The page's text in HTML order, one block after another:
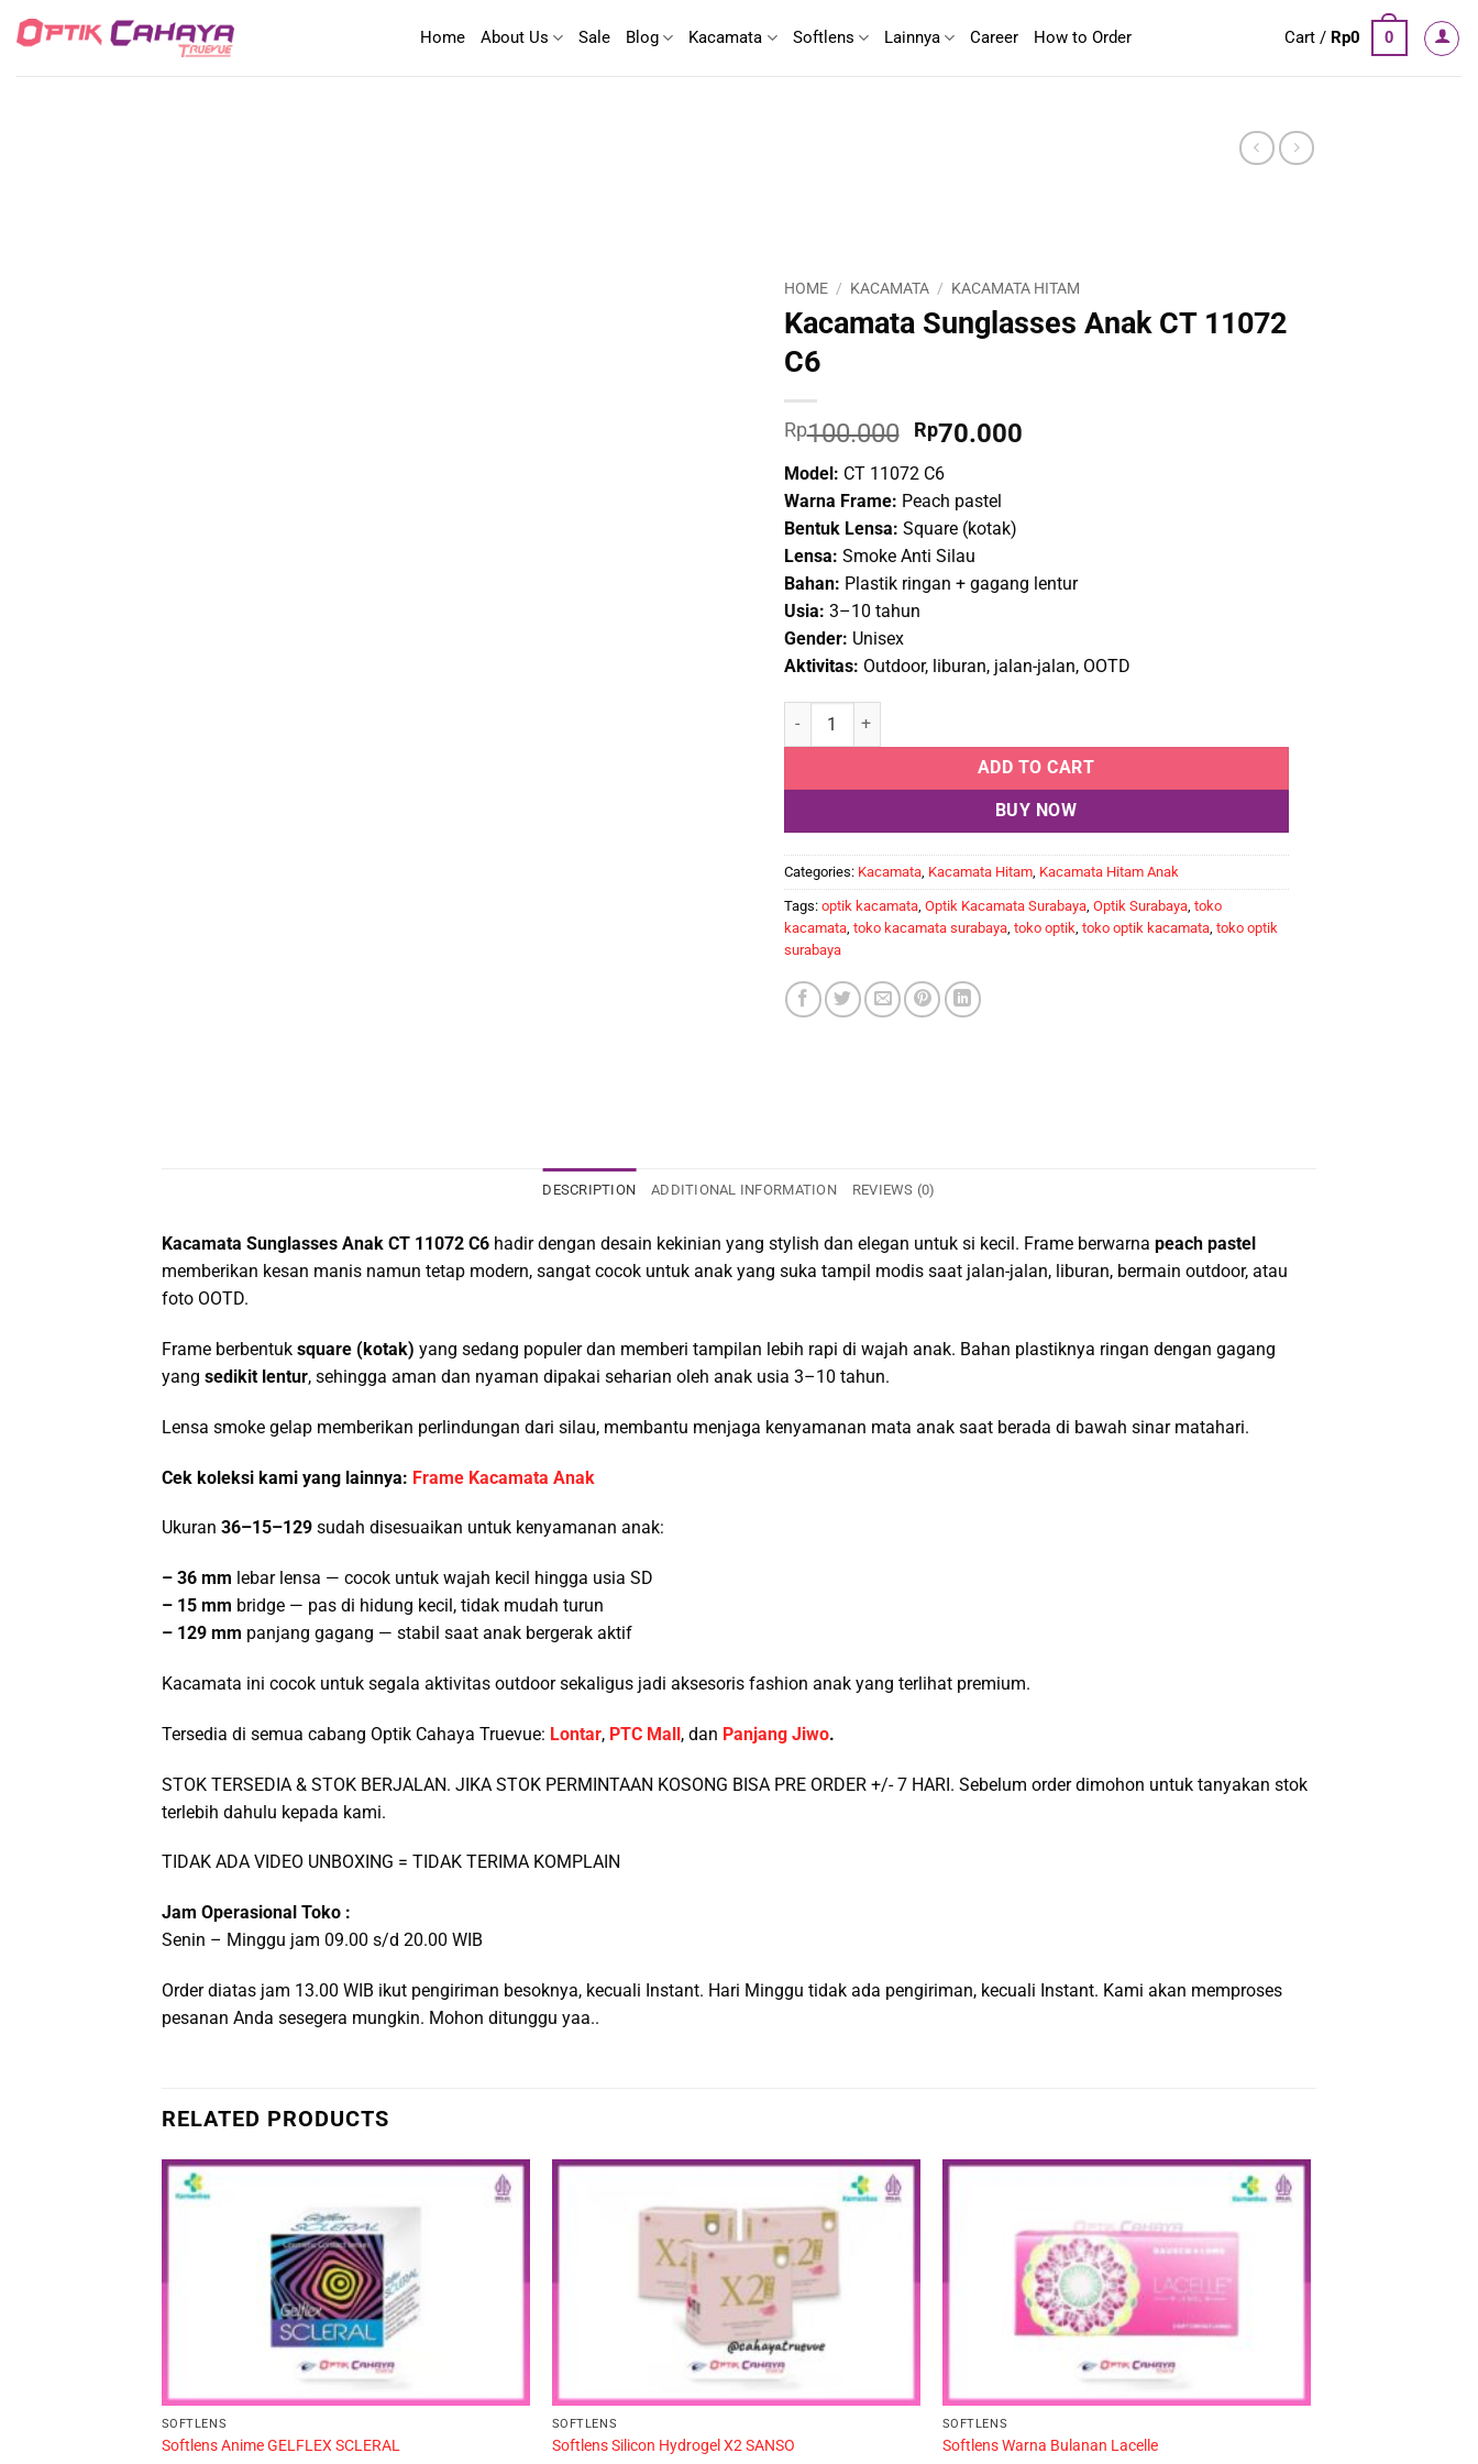
Home About Us Sale Blog Kacamata Softlens Lainnya Career How to Order Cart / Rp0 0
HOME / KACAMATA / KACAMATA HITAM
Kacamata Sunglasses Anak CT 11072
C6
Rp100.000 Original
price
was:
Rp100.000.
Rp70.000Current
Model: CT 11072 C6
Warna Frame: Peach pastel
Bentuk Lensa: Square (kotak)
Lensa: Smoke Anti Silau
Bahan: Plastik ringan + gagang lentur
Usia: 3–10 tahun
Gender: Unisex
Aktivitas: Outdoor, liburan, jalan-jalan, OOTD
Kacamata Sunglasses Anak CT 11072 C6 quantity
ADD TO CART
BUY NOW
Categories: Kacamata, Kacamata Hitam, Kacamata Hitam Anak
Tags: optik kacamata, Optik Kacamata Surabaya, Optik Surabaya, toko
kacamata, toko kacamata surabaya, toko optik, toko optik kacamata, toko optik
surabaya
DESCRIPTION ADDITIONAL INFORMATION REVIEWS (0)
Kacamata Sunglasses Anak CT 11072 C6 hadir dengan desain kekinian yang stylish dan elegan untuk si kecil. Frame berwarna peach pastel
memberikan kesan manis namun tetap modern, sangat cocok untuk anak yang suka tampil modis saat jalan-jalan, liburan, bermain outdoor, atau
foto OOTD.
Frame berbentuk square (kotak) yang sedang populer dan memberi tampilan lebih rapi di wajah anak. Bahan plastiknya ringan dengan gagang
yang sedikit lentur, sehingga aman dan nyaman dipakai seharian oleh anak usia 3–10 tahun.
Lensa smoke gelap memberikan perlindungan dari silau, membantu menjaga kenyamanan mata anak saat berada di bawah sinar matahari.
Cek koleksi kami yang lainnya: Frame Kacamata Anak
Ukuran 36–15–129 sudah disesuaikan untuk kenyamanan anak:
– 36 mm lebar lensa — cocok untuk wajah kecil hingga usia SD
– 15 mm bridge — pas di hidung kecil, tidak mudah turun
– 129 mm panjang gagang — stabil saat anak bergerak aktif
Kacamata ini cocok untuk segala aktivitas outdoor sekaligus jadi aksesoris fashion anak yang terlihat premium.
Tersedia di semua cabang Optik Cahaya Truevue: Lontar, PTC Mall, dan Panjang Jiwo.
STOK TERSEDIA & STOK BERJALAN. JIKA STOK PERMINTAAN KOSONG BISA PRE ORDER +/- 7 HARI. Sebelum order dimohon untuk tanyakan stok
terlebih dahulu kepada kami.
TIDAK ADA VIDEO UNBOXING = TIDAK TERIMA KOMPLAIN
Jam Operasional Toko :
Senin – Minggu jam 09.00 s/d 20.00 WIB
Order diatas jam 13.00 WIB ikut pengiriman besoknya, kecuali Instant. Hari Minggu tidak ada pengiriman, kecuali Instant. Kami akan memproses
pesanan Anda sesegera mungkin. Mohon ditunggu yaa..
RELATED PRODUCTS
SOFTLENS
Softlens Anime GELFLEX SCLERAL
SOFTLENS
Softlens Silicon Hydrogel X2 SANSO
SOFTLENS
Softlens Warna Bulanan Lacelle